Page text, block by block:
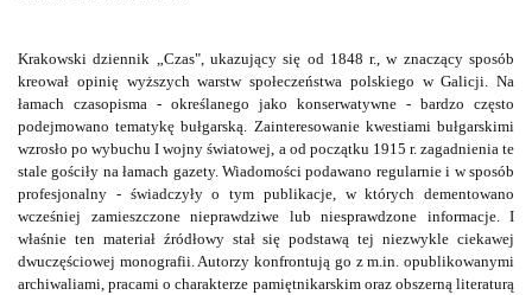
Krakowski dziennik „Czas", ukazujący się od 1848 r., w znaczący sposób
kreował opinię wyższych warstw społeczeństwa polskiego w Galicji. Na
łamach czasopisma - określanego jako konserwatywne - bardzo często
podejmowano tematykę bułgarską. Zainteresowanie kwestiami bułgarskimi
wzrosło po wybuchu I wojny światowej, a od początku 1915 r. zagadnienia te
stale gościły na łamach gazety. Wiadomości podawano regularnie i w sposób
profesjonalny - świadczyły o tym publikacje, w których dementowano
wcześniej zamieszczone nieprawdziwe lub niesprawdzone informacje. I
właśnie ten materiał źródłowy stał się podstawą tej niezwykle ciekawej
dwuczęściowej monografii. Autorzy konfrontują go z m.in. opublikowanymi
archiwaliami, pracami o charakterze pamiętnikarskim oraz obszerną literaturą